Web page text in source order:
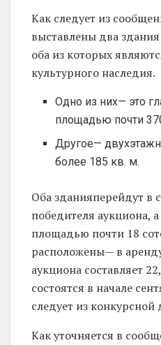
Как следует из
выставлены два
оба из которых
культурного наследия.
Одно из них— это
площадью почти
Другое—
более 185 кв. м.
Оба зданияперейдут в
победителя аукциона,
площадью почти 18
расположены— в
аукциона составляет
состоятся в начале
следует из
Как уточняется в